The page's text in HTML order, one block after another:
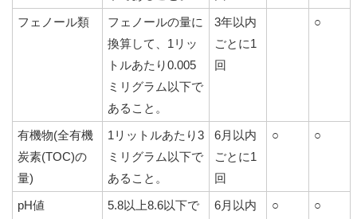
フェノール類
フェノールの量に
換算して、1リッ
トルあたり0.005
ミリグラム以下で
あること。
3年以内
ごとに1
回
○
有機物(全有機
炭素(TOC)の
量)
1リットルあたり3
ミリグラム以下で
あること。
6月以内
ごとに1
回
○ ○
pH値
5.8以上8.6以下で
6月以内
○ ○